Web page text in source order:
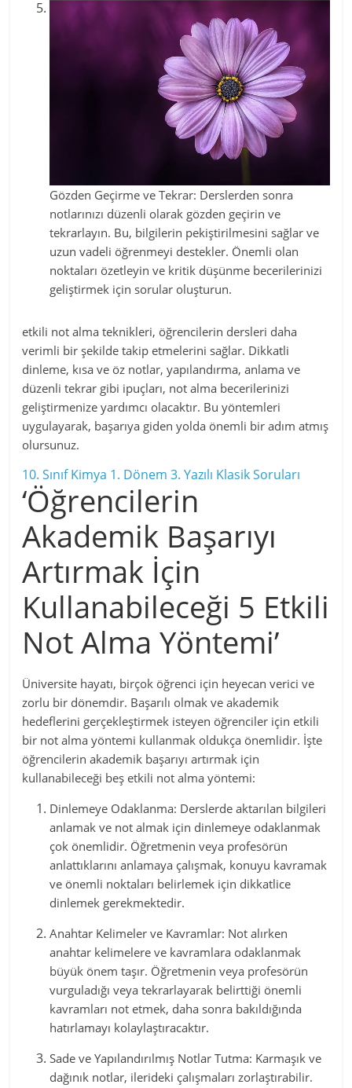
Gözden Geçirme ve Tekrar: Derslerden sonra
notlarınızı düzenli olarak gözden geçirin ve
tekrarlayın. Bu, bilgilerin pekiştirilmesini sağlar ve
uzun vadeli öğrenmeyi destekler. Önemli olan
noktaları özetleyin ve kritik düşünme becerilerinizi
geliştirmek için sorular oluşturun.
etkili not alma teknikleri, öğrencilerin dersleri daha
verimli bir şekilde takip etmelerini sağlar. Dikkatli
dinleme, kısa ve öz notlar, yapılandırma, anlama ve
düzenli tekrar gibi ipuçları, not alma becerilerinizi
geliştirmenize yardımcı olacaktır. Bu yöntemleri
uygulayarak, başarıya giden yolda önemli bir adım atmış
olursunuz.
10. Sınıf Kimya 1. Dönem 3. Yazılı Klasik Soruları
‘Öğrencilerin
Akademik Başarıyı
Artırmak İçin
Kullanabileceği 5 Etkili
Not Alma Yöntemi’
Üniversite hayatı, birçok öğrenci için heyecan verici ve
zorlu bir dönemdir. Başarılı olmak ve akademik
hedeflerini gerçekleştirmek isteyen öğrenciler için etkili
bir not alma yöntemi kullanmak oldukça önemlidir. İşte
öğrencilerin akademik başarıyı artırmak için
kullanabileceği beş etkili not alma yöntemi:
Dinlemeye Odaklanma: Derslerde aktarılan bilgileri
anlamak ve not almak için dinlemeye odaklanmak
çok önemlidir. Öğretmenin veya profesörün
anlattıklarını anlamaya çalışmak, konuyu kavramak
ve önemli noktaları belirlemek için dikkatlice
dinlemek gerekmektedir.
Anahtar Kelimeler ve Kavramlar: Not alırken
anahtar kelimelere ve kavramlara odaklanmak
büyük önem taşır. Öğretmenin veya profesörün
vurguladığı veya tekrarlayarak belirttiği önemli
kavramları not etmek, daha sonra bakıldığında
hatırlamayı kolaylaştıracaktır.
Sade ve Yapılandırılmış Notlar Tutma: Karmaşık ve
dağınık notlar, ilerideki çalışmaları zorlaştırabilir.